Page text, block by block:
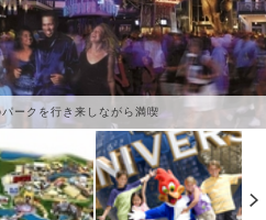
ークを行き来しながら満喫